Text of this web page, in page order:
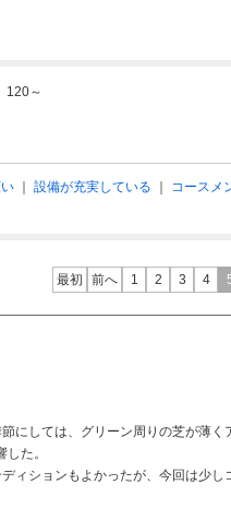
120～
設備が充実している コースメ
最初 前へ 1 2 3 4
にしては、グリーン周りの芝が薄く
た。
ィションもよかったが、今回は少し